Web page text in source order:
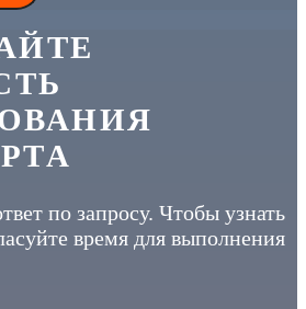
по запросу. Чтобы узнать
время для выполнения